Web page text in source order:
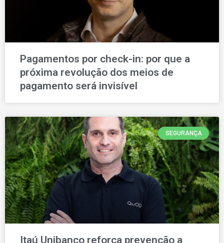
Pagamentos por check-in: por que a
próxima revolução dos meios de
pagamento será invisível
SEGURANÇA
Itaú Unibanco reforça prevenção a